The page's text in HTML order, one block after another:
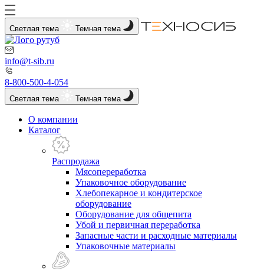
Светлая тема Темная тема
info@t-sib.ru
8-800-500-4-054
Светлая тема Темная тема
О компании
Каталог
Распродажа
Мясопереработка
Упаковочное оборудование
Хлебопекарное и кондитерское
оборудование
Оборудование для общепита
Убой и первичная переработка
Запасные части и расходные материалы
Упаковочные материалы